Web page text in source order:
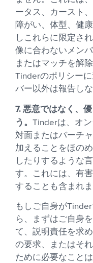
ータス、カースト
障がい、体型、健
しこれらに限定さ
像に合わないメン
またはマッチを解
Tinderのポリシー
バー以外は報告し
7. 悪意ではなく、
う。Tinderは、オ
対面またはバーチ
加えることをほの
したりするような
す。これには、有
することも含まれま
もしご自身が
ら、まずはご自身
て、説明責任を求
の要求、またはそ
ために必要なこと